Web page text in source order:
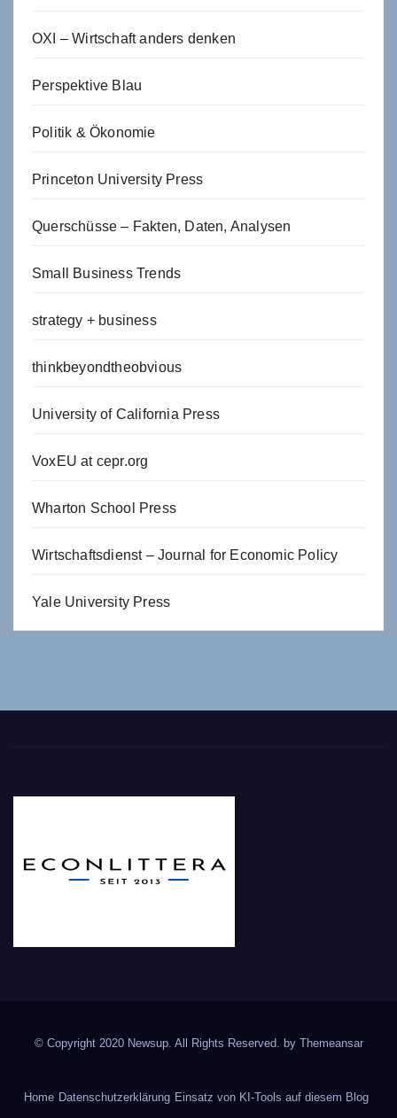
OXI – Wirtschaft anders denken
Perspektive Blau
Politik & Ökonomie
Princeton University Press
Querschüsse – Fakten, Daten, Analysen
Small Business Trends
strategy + business
thinkbeyondtheobvious
University of California Press
VoxEU at cepr.org
Wharton School Press
Wirtschaftsdienst – Journal for Economic Policy
Yale University Press
© Copyright 2020 Newsup. All Rights Reserved. by Themeansar
Home Datenschutzerklärung Einsatz von KI-Tools auf diesem Blog